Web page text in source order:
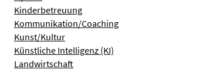
Kinderbetreuung
Kommunikation/Coaching
Kunst/Kultur
Künstliche Intelligenz (KI)
Landwirtschaft